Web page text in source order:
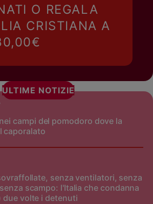
O REGALA
CRISTIANA A
ULTIME NOTIZIE
campi del pomodoro dove la
caporalato
senza ventilatori, senza
scampo: l'Italia che condanna
due volte i detenuti